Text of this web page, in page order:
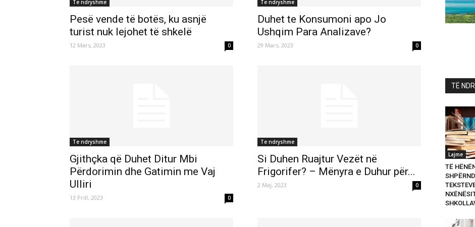
Te ndryshme
Pesë vende të botës, ku asnjë
turist nuk lejohet të shkelë
12 Mars, 2023 0
Te ndryshme
Duhet te Konsumoni apo Jo
Ushqim Para Analizave?
29 Mars, 2023 0
Te ndryshme
Gjithçka që Duhet Ditur Mbi
Përdorimin dhe Gatimin me Vaj
Ulliri
13 Prill, 2023 0
Te ndryshme
Si Duhen Ruajtur Vezët në
Frigorifer? – Mënyra e Duhur për...
2 Maj, 2023 0
TË
Lajme
TË